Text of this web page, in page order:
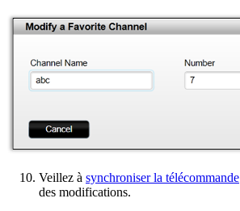
Veillez à synchroniser la télécommande
des modifications.